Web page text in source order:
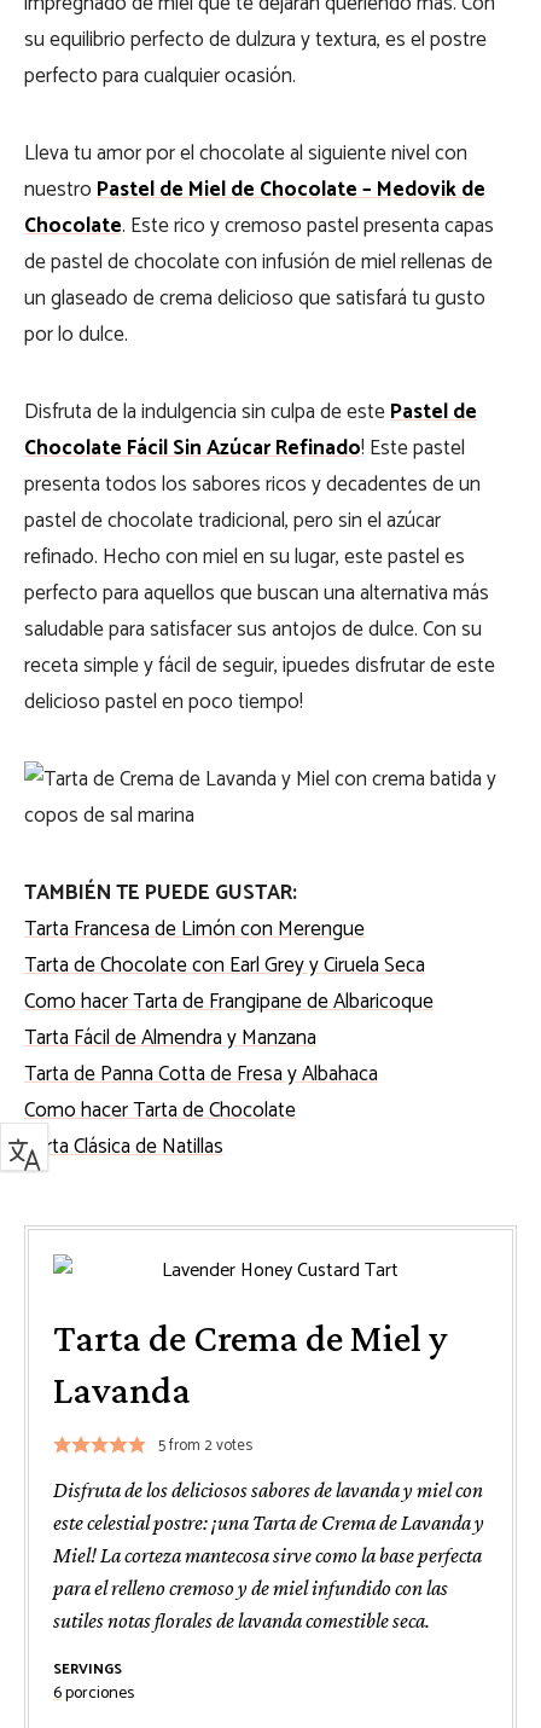
su equilibrio perfecto de dulzura y textura, es el postre
perfecto para cualquier ocasión.
Lleva tu amor por el chocolate al siguiente nivel con
nuestroPastel de Miel de Chocolate – Medovik de
Chocolate. Este rico y cremoso pastel presenta capas
de pastel de chocolate con infusión de miel rellenas de
un glaseado de crema delicioso que satisfará tu gusto
por lo dulce.
Disfruta de la indulgencia sin culpa de estePastel de
Chocolate Fácil Sin Azúcar Refinado! Este pastel
presenta todos los sabores ricos y decadentes de un
pastel de chocolate tradicional, pero sin el azúcar
refinado. Hecho con miel en su lugar, este pastel es
perfecto para aquellos que buscan una alternativa más
saludable para satisfacer sus antojos de dulce. Con su
receta simple y fácil de seguir, ¡puedes disfrutar de este
delicioso pastel en poco tiempo!
TAMBIÉN TE PUEDE GUSTAR:
Tarta Francesa de Limón con Merengue
Tarta de Chocolate con Earl Grey y Ciruela Seca
Como hacer Tarta de Frangipane de Albaricoque
Tarta Fácil de Almendra y Manzana
Tarta de Panna Cotta de Fresa y Albahaca
Como hacer Tarta de Chocolate
Tarta Clásica de Natillas
Tarta de Crema de Miel y
Lavanda
5from 2votes
Disfruta de los deliciosos sabores de lavanda y miel con
este celestial postre: ¡una Tarta de Crema de Lavanda y
Miel! La corteza mantecosa sirve como la base perfecta
para el relleno cremoso y de miel infundido con las
sutiles notas florales de lavanda comestible seca.
SERVINGS
6porciones